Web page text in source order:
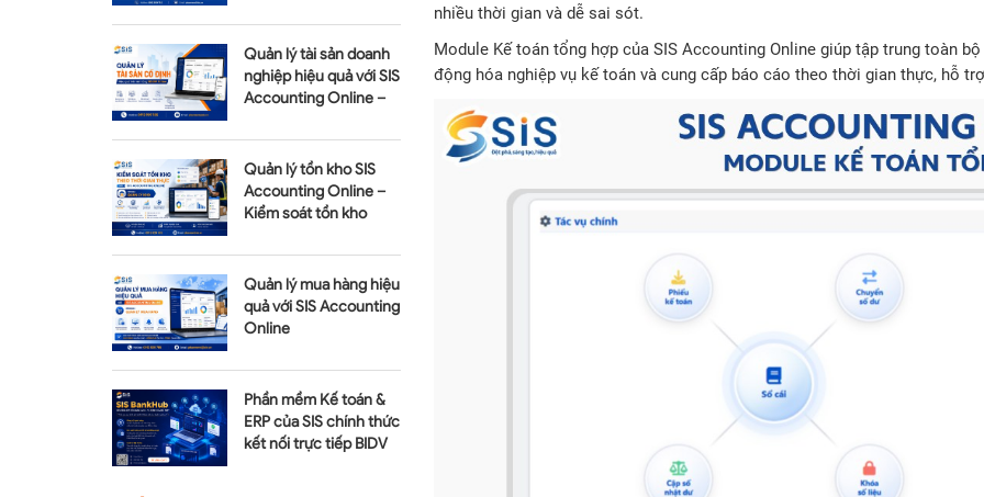
Quản lý tài sản doanh
nghiệp hiệu quả với SIS
Accounting Online –
Quản lý tồn kho SIS
Accounting Online –
Kiểm soát tồn kho
Quản lý mua hàng hiệu
quả với SIS Accounting
Online
Phần mềm Kế toán &
ERP của SIS chính thức
kết nối trực tiếp BIDV
nhiều thời gian và dễ sai sót.
Module Kế toán tổng hợp của SIS Accounting Online giúp tập trung toàn
động hóa nghiệp vụ kế toán và cung cấp báo cáo theo thời gian thực, hỗ